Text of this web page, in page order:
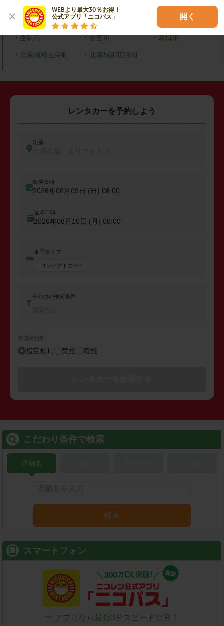
WEBより最大30％お得！
公式アプリ「ニコパス」
開く
・ 橿原市 ・桜井市
・ 生駒市 ・ 香芝市 ・ 葛城市
・ 北葛城郡王寺町 ・ 北葛城郡広陵町
レンタカーを予約しよう
出発
出発日時
2026年08月09日 (日) 08:00
返却日時
2026年08月10日 (月) 08:00
車両タイプ
コンパクトカー
その他の検索条件
禁煙/喫煙
指定無し 禁煙 喫煙
こだわり条件で検索
店舗名
検索
スマートフォン
⇒ アプリなら最短3分スピード出発！